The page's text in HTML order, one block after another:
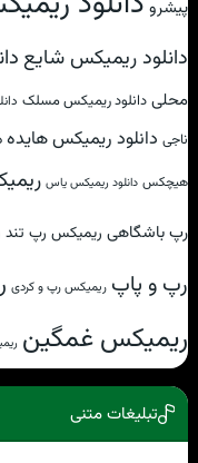
پیشرو
دانلود ریمیکس شایع
محلی دانلود ریمیکس مسلک
ناجی دانلود ریمیکس هایده
هیچکس دانلود ریمیکس یاس
رپ باشگاهی ریمیکس رپ تند
رپ و پاپ ریمیکس رپ و کردی
ریمیکس غمگین
تبلیغات متنی